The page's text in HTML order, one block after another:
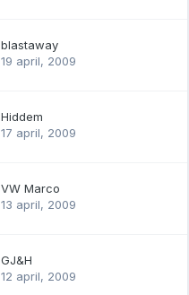
blastaway
19 april, 2009
Hiddem
17 april, 2009
VW Marco
13 april, 2009
GJ&H
12 april, 2009